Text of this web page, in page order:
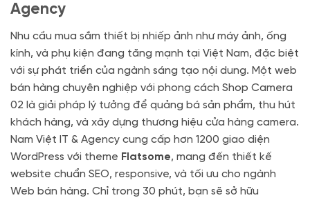
Agency
Nhu cầu mua sắm thiết bị nhiếp ảnh như máy ảnh, ống
kính, và phụ kiện đang tăng mạnh tại Việt Nam, đặc biệt
với sự phát triển của ngành sáng tạo nội dung. Một web
bán hàng chuyên nghiệp với phong cách Shop Camera
02 là giải pháp lý tưởng để quảng bá sản phẩm, thu hút
khách hàng, và xây dựng thương hiệu cửa hàng camera.
Nam Việt IT & Agency cung cấp hơn 1200 giao diện
WordPress với theme Flatsome, mang đến thiết kế
website chuẩn SEO, responsive, và tối ưu cho ngành
Web bán hàng. Chỉ trong 30 phút, bạn sẽ sở hữu